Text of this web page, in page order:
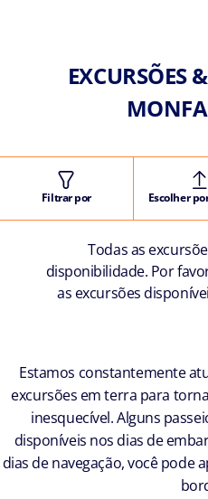
EXCURSÕES
Filtrar por Escolher
Todas as
disponibilidade. Por
as excursões
Estamos constantemente
excursões em terra para
inesquecível. Alguns
disponíveis nos dias de
dias de navegação, você pode